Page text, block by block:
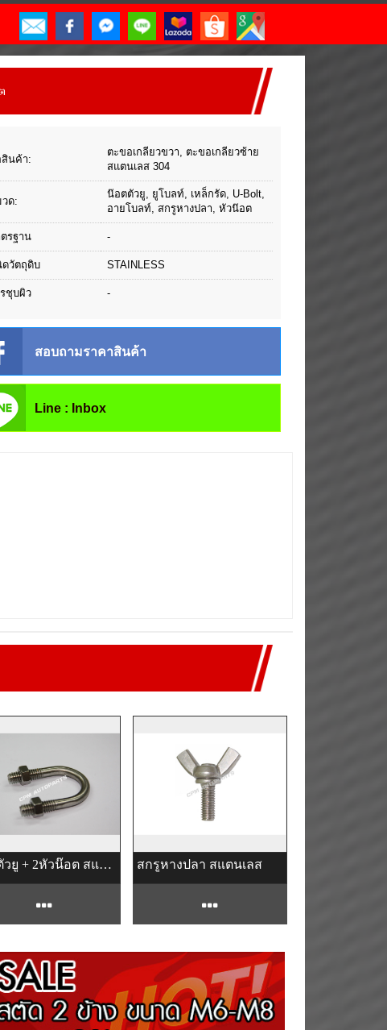
นค้า:
ตะขอเกลียวขวา, ตะขอเกลียวซ้าย
สแตนเลส 304
ด:
น๊อตตัวยู, ยูโบลท์, เหล็กรัด, U-Bolt,
อายโบลท์, สกรูหางปลา, หัวน๊อต
รฐาน -
วัตถุดิบ STAINLESS
ชุบผิว -
สอบถามราคาสินค้า
Line : Inbox
น๊อตตัวยู + 2หัวน๊อต สแตนเลส สกรูหางปลา สแตนเลส